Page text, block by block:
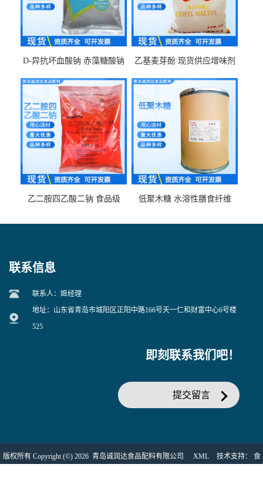
D-异抗坏血酸钠 赤藻糖酸钠
乙基麦芽酚 现货供应增味剂
乙二胺四乙酸二钠 食品级
低聚木糖 水溶性膳食纤维
联系信息
联系人：姬经理
地址：山东省青岛市城阳区正阳中路166号天一仁和财富中心6号楼
525
即刻联系我们吧！
提交留言
版权所有 Copyright (©) 2026 青岛诚润达食品配料有限公司 XML 技术支持： 食